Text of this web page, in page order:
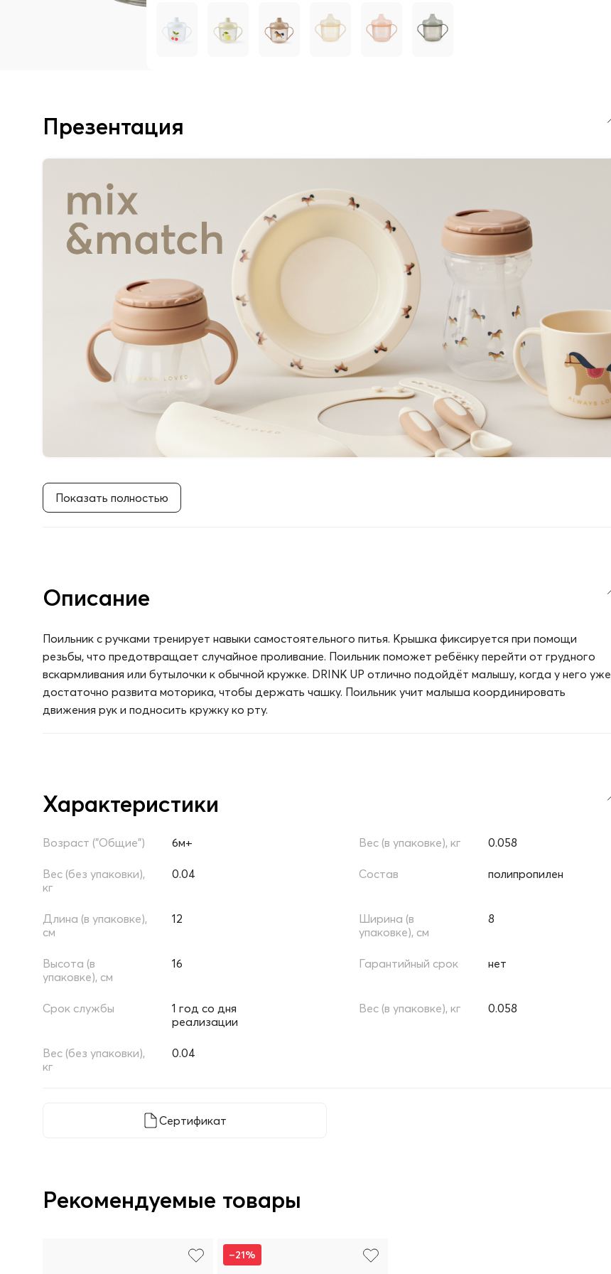
Презентация
Показать полностью
Описание
Поильник с ручками тренирует навыки самостоятельного питья. Крышка фиксируется при помощи
резьбы, что предотвращает случайное проливание. Поильник поможет ребёнку перейти от грудного
вскармливания или бутылочки к обычной кружке. DRINK UP отлично подойдёт малышу, когда у него уже
достаточно развита моторика, чтобы держать чашку. Поильник учит малыша координировать
движения рук и подносить кружку ко рту.
Характеристики
Возраст ("Общие") 6м+ Вес (в упаковке), кг 0.058
Вес (без упаковки),
кг
0.04 Состав полипропилен
Длина (в упаковке),
см
12
Ширина (в
упаковке), см
8
Высота (в
упаковке), см
16 Гарантийный срок нет
Срок службы
1 год со дня
реализации
Вес (в упаковке), кг 0.058
Вес (без упаковки),
кг
0.04
Сертификат
Рекомендуемые товары
–21%